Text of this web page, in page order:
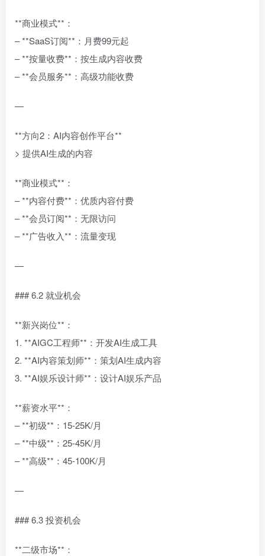
**商业模式**：
– **SaaS订阅**：月费99元起
– **按量收费**：按生成内容收费
– **会员服务**：高级功能收费
—
**方向2：AI内容创作平台**
> 提供AI生成的内容
**商业模式**：
– **内容付费**：优质内容付费
– **会员订阅**：无限访问
– **广告收入**：流量变现
—
### 6.2 就业机会
**新兴岗位**：
1. **AIGC工程师**：开发AI生成工具
2. **AI内容策划师**：策划AI生成内容
3. **AI娱乐设计师**：设计AI娱乐产品
**薪资水平**：
– **初级**：15-25K/月
– **中级**：25-45K/月
– **高级**：45-100K/月
—
### 6.3 投资机会
**二级市场**：